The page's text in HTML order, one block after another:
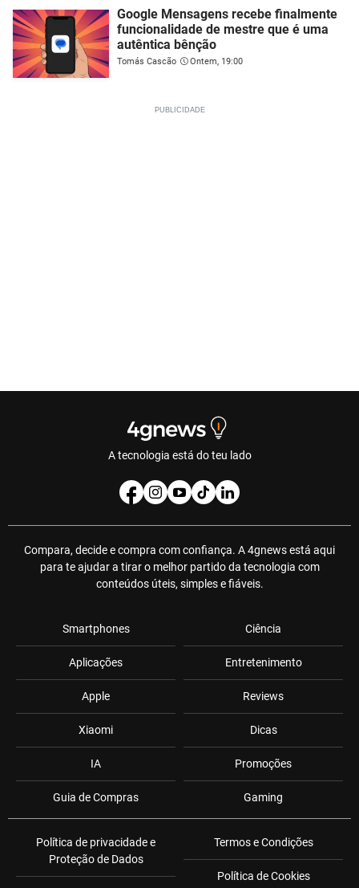
Google Mensagens recebe finalmente
funcionalidade de mestre que é uma
autêntica bênção
Tomás Cascão Ontem, 19:00
A tecnologia está do teu lado
Compara, decide e compra com confiança. A 4gnews está aqui
para te ajudar a tirar o melhor partido da tecnologia com
conteúdos úteis, simples e fiáveis.
Smartphones
Aplicações
Apple
Xiaomi
IA
Guia de Compras
Ciência
Entretenimento
Reviews
Dicas
Promoções
Gaming
Política de privacidade e
Proteção de Dados
Termos e Condições
Política de Cookies